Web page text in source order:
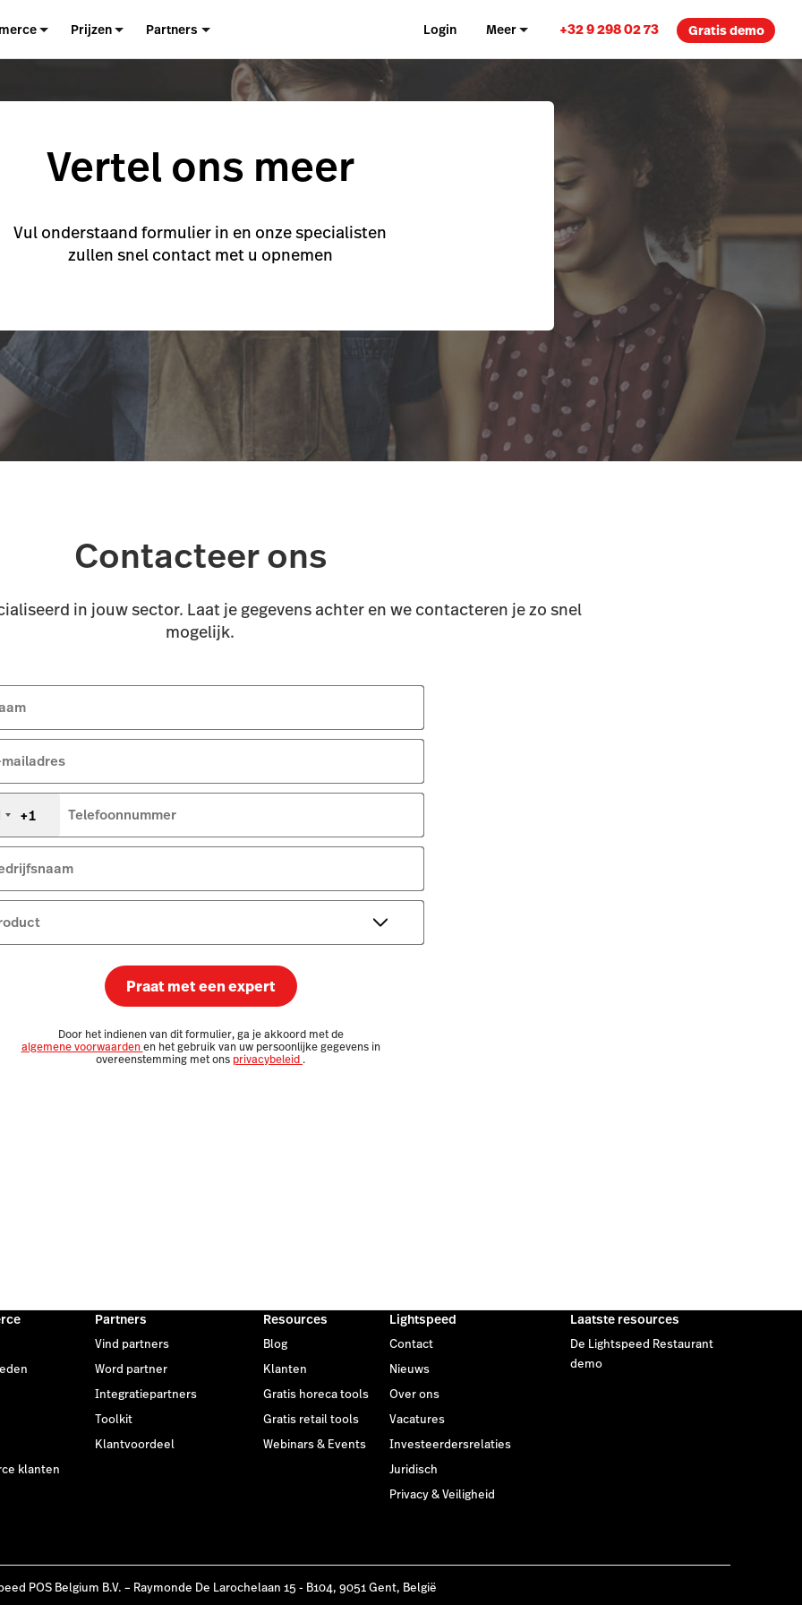
Prijzen Partners Login Meer +32 9 298 02 73 Gratis demo
Vertel ons meer
Vul onderstaand formulier in en onze specialisten
zullen snel contact met u opnemen
Contacteer ons
in jouw sector. Laat je gegevens achter en we contacteren je zo snel
mogelijk.
mailadres
+1 Telefoonnummer
Praat met een expert
Door het indienen van dit formulier, ga je akkoord met de
algemene voorwaardenen het gebruik van uw persoonlijke gegevens in
overeenstemming met ons privacybeleid .
klanten
Partners
Vind partners
Word partner
Integratiepartners
Toolkit
Klantvoordeel
Resources
Blog
Klanten
Gratis horeca tools
Gratis retail tools
Webinars & Events
Lightspeed
Contact
Nieuws
Over ons
Vacatures
Investeerdersrelaties
Juridisch
Privacy & Veiligheid
Laatste resources
De Lightspeed Restaurant
demo
POS Belgium B.V. – Raymonde De Larochelaan 15 - B104, 9051 Gent, België